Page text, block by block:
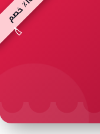
١
٪
خ
ص
🏷️